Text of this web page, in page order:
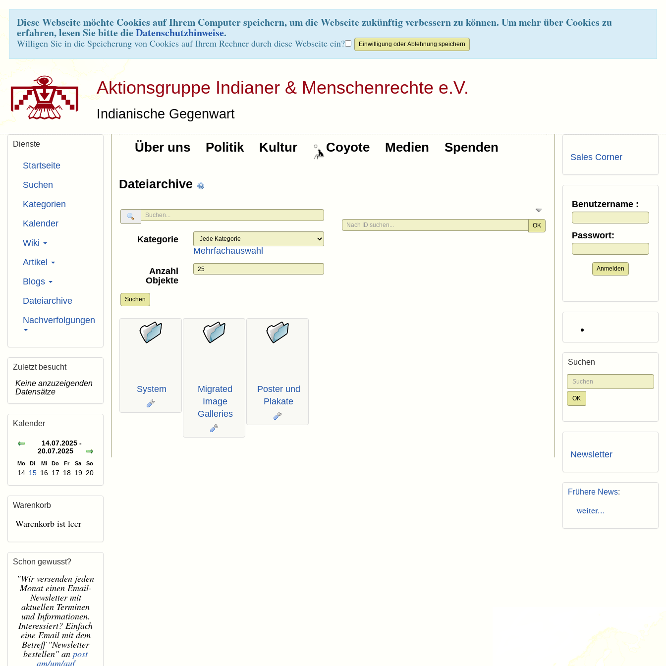
Diese Webseite möchte Cookies auf Ihrem Computer speichern, um die Webseite zukünftig verbessern zu können. Um mehr über Cookies zu
erfahren, lesen Sie bitte dieDatenschutzhinweise.
Willigen Sie in die Speicherung von Cookies auf Ihrem Rechner durch diese Webseite ein?
Aktionsgruppe Indianer & Menschenrechte e.V.
Indianische Gegenwart
Über uns Politik Kultur Coyote Medien Spenden
Dateiarchive
Kategorie
Mehrfachauswahl
Anzahl
Objekte
Suchen
OK
System
Migrated
Image
Galleries
Poster und
Plakate
Dienste
Startseite
Suchen
Kategorien
Kalender
Wiki
Artikel
Blogs
Dateiarchive
Nachverfolgungen
Zuletzt besucht
Keine anzuzeigenden
Datensätze
Kalender
14.07.2025 -
20.07.2025
Mo Di Mi Do Fr Sa So
14 15 16 17 18 19 20
Warenkorb
Warenkorb ist leer
Schon gewusst?
"Wir versenden jeden
Monat einen Email-
Newsletter mit
aktuellen Terminen
und Informationen.
Interessiert? Einfach
eine Email mit dem
Betreff "Newsletter
bestellen" an post
am/um/auf
Sales Corner
Benutzername :
Passwort:
Anmelden
Suchen
Newsletter
Frühere News:
weiter...